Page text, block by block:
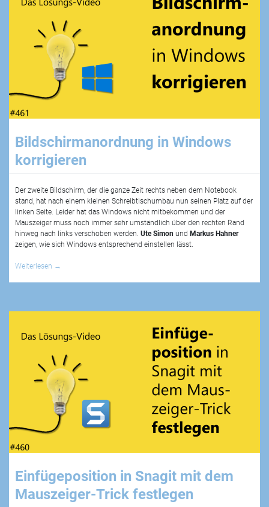
Bildschirmanordnung in Windows
korrigieren
Der zweite Bildschirm, der die ganze Zeit rechts neben dem Notebook
stand, hat nach einem kleinen Schreibtischumbau nun seinen Platz auf der
linken Seite. Leider hat das Windows nicht mitbekommen und der
Mauszeiger muss noch immer sehr umständlich über den rechten Rand
hinweg nach links verschoben werden. Ute Simon und Markus Hahner
zeigen, wie sich Windows entsprechend einstellen lässt.
Weiterlesen →
Einfügeposition in Snagit mit dem
Mauszeiger-Trick festlegen